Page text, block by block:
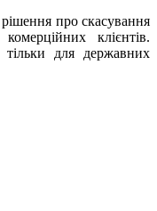
про скасування
клієнтів.
для державних